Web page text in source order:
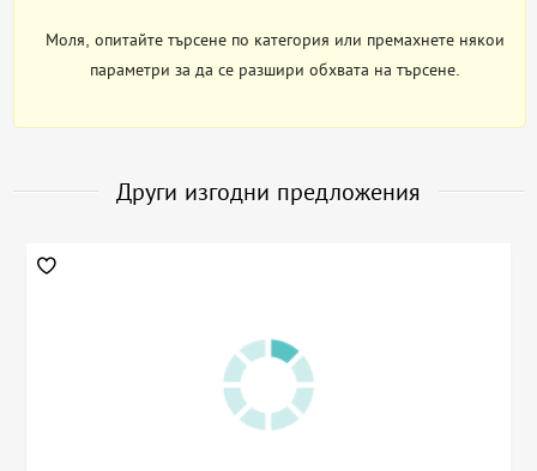
Моля, опитайте търсене по категория или премахнете някои
параметри за да се разшири обхвата на търсене.
Други изгодни предложения